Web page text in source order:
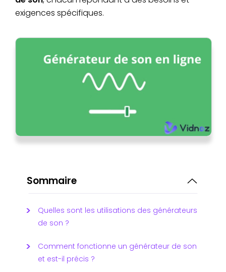
exigences spécifiques.
Sommaire
Quelles sont les utilisations des générateurs
de son ?
Comment fonctionne un générateur de son
et est-il précis ?